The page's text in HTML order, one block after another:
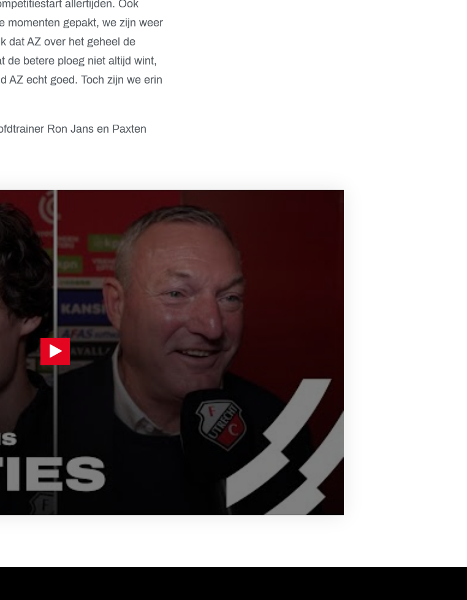
allertijden. Ook
momenten gepakt, we zijn weer
dat AZ over het geheel de
de betere ploeg niet altijd wint,
AZ echt goed. Toch zijn we erin
Ron Jans en Paxten